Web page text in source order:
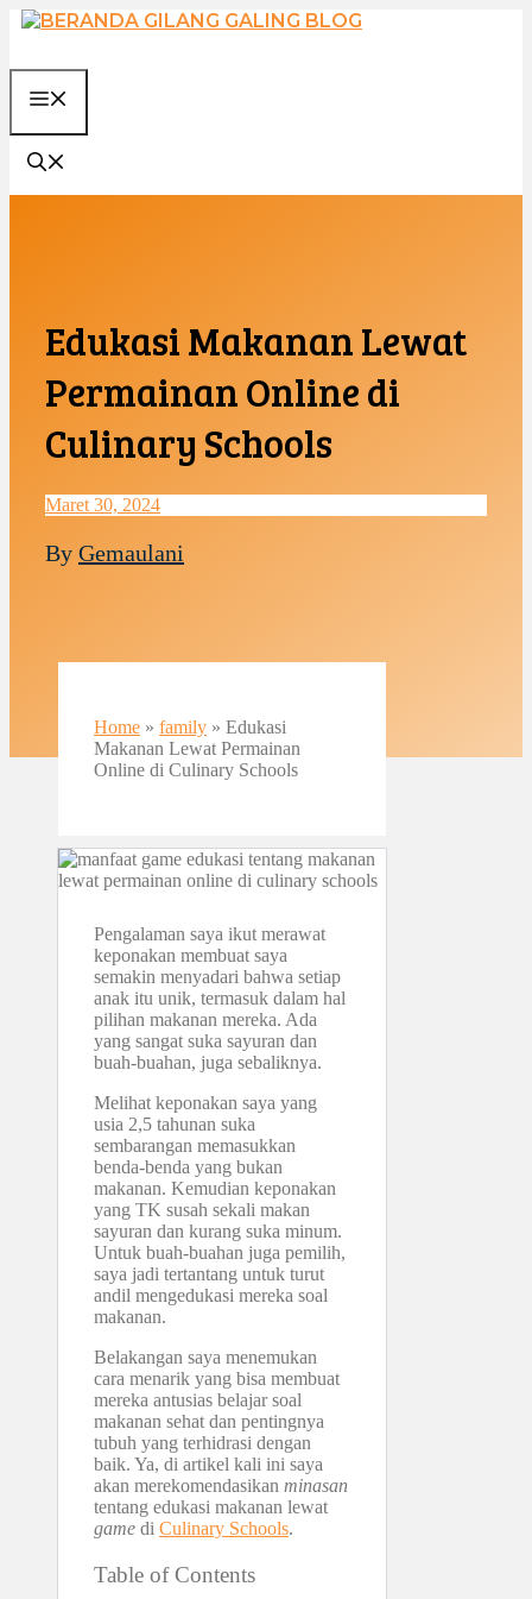
Langsung
Edukasi Makanan Lewat
Permainan Online di
Culinary Schools
Maret 30, 2024
By Gemaulani
Home » family » Edukasi
Makanan Lewat Permainan
Online di Culinary Schools
Pengalaman saya ikut merawat
keponakan membuat saya
semakin menyadari bahwa setiap
anak itu unik, termasuk dalam hal
pilihan makanan mereka. Ada
yang sangat suka sayuran dan
buah-buahan, juga sebaliknya.
Melihat keponakan saya yang
usia 2,5 tahunan suka
sembarangan memasukkan
benda-benda yang bukan
makanan. Kemudian keponakan
yang TK susah sekali makan
sayuran dan kurang suka minum.
Untuk buah-buahan juga pemilih,
saya jadi tertantang untuk turut
andil mengedukasi mereka soal
makanan.
Belakangan saya menemukan
cara menarik yang bisa membuat
mereka antusias belajar soal
makanan sehat dan pentingnya
tubuh yang terhidrasi dengan
baik. Ya, di artikel kali ini saya
akan merekomendasikan minasan
tentang edukasi makanan lewat
game di Culinary Schools.
Table of Contents